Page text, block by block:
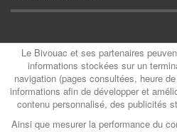
MON COMPTE
CATÉGORIES
Le Bivouac et ses partenaires
informations stockées sur un
navigation (pages consultées, heure
informations afin de développer et
contenu personnalisé, des publicités
Ainsi que mesurer la performance du